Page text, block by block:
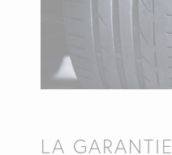
LA GARANTIE